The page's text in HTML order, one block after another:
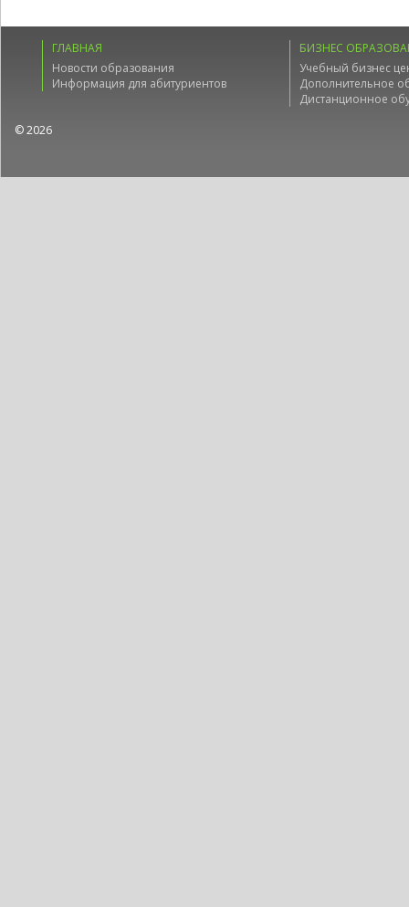
ГЛАВНАЯ
Новости образования
Информация для абитуриентов
БИЗНЕС
Учебный бизнес
Дополнительное
Дистанционное
© 2026